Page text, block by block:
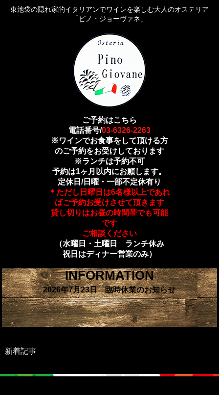
東池袋の隠れ家的イタリアンでワインを楽しむ大人のオステリア
「ピノ・ジョーヴァネ」
ご予約はこちら
電話番号/03-6326-2263
※ワインでお食事をして頂ける方
のご予約をお受けしております
※ランチは予約不可
予約は1ヶ月以内にお願します。
定休日/日曜・一部不定休有り
＊ただし日曜日は6名様以上であれ
ばご予約お受けさせて頂きます
貸し切りはお昼の時間帯でも可能
です
ご相談ください
（水曜日・土曜日 ランチ休み
祝日はディナー営業のみ）
INFORMATION
2026年7月23日 臨時休業のお知らせ
新着記事